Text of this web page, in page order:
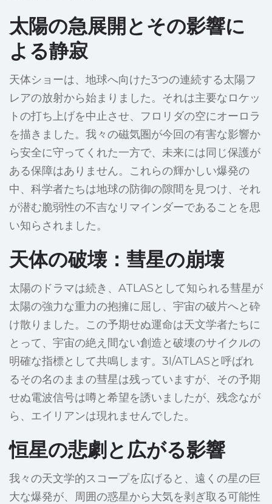
太陽の急展開とその影響に
よる静寂
天体ショーは、地球へ向けた3つの連続する太陽フ
レアの放射から始まりました。それは主要なロケッ
トの打ち上げを中止させ、フロリダの空にオーロラ
を描きました。我々の磁気圏が今回の有害な影響か
ら安全に守ってくれた一方で、未来には同じ保護が
ある保障はありません。これらの輝かしい爆発の
中、科学者たちは地球の防御の隙間を見つけ、それ
が潜む脆弱性の不吉なリマインダーであることを思
い知らされました。
天体の破壊：彗星の崩壊
太陽のドラマは続き、ATLASとして知られる彗星が
太陽の強力な重力の抱擁に屈し、宇宙の破片へと砕
け散りました。この予期せぬ運命は天文学者たちに
とって、宇宙の絶え間ない創造と破壊のサイクルの
明確な指標として共鳴します。3I/ATLASと呼ばれ
るその名のままの彗星は残っていますが、その予期
せぬ電波信号は噂と希望を誘いましたが、残念なが
ら、エイリアンは現れませんでした。
恒星の悲劇と広がる影響
我々の天文学的スコープを広げると、遠くの星の巨
大な爆発が、周囲の惑星から大気を剥ぎ取る可能性